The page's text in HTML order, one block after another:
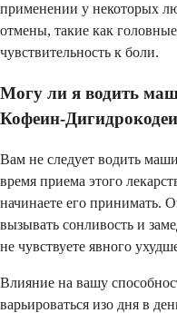
применении у некоторых
отмены, такие как
чувствительность к боли.
Могу ли я водить
Кофеин-
Вам не следует водить
время приема этого
начинаете его принимать.
вызывать сонливость и
не чувствуете явного
Влияние на вашу
варьироваться изо дня в